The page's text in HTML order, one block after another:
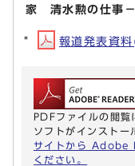
家 清水勲の仕事
報道発表資
PDFファイルの閲
ソフトがインストー
サイトから Adobe
ください。